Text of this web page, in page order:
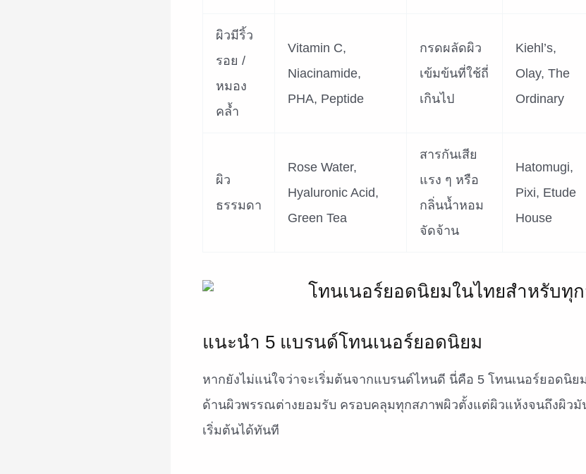
ผิวมีริ้ว
รอย /
หมอง
คล้ำ
Vitamin C,
Niacinamide,
PHA, Peptide
กรดผลัดผิว
เข้มข้นที่ใช้ถี่
เกินไป
Kiehl’s,
Olay, The
Ordinary
ผิว
ธรรมดา
Rose Water,
Hyaluronic Acid,
Green Tea
สารกันเสีย
แรง ๆ หรือ
กลิ่นน้ำหอม
จัดจ้าน
Hatomugi,
Pixi, Etude
House
แนะนำ 5 แบรนด์โทนเนอร์ยอดนิยม
หากยังไม่แน่ใจว่าจะเริ่มต้นจากแบรนด์ไหนดี นี่คือ 5 โทนเนอร์ยอดนิย
ด้านผิวพรรณต่างยอมรับ ครอบคลุมทุกสภาพผิวตั้งแต่ผิวแห้งจนถึงผิวมั
เริ่มต้นได้ทันที